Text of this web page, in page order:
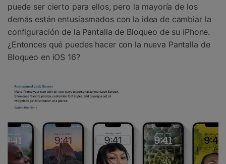
puede ser cierto para ellos, pero la mayoría de los
demás están entusiasmados con la idea de cambiar la
configuración de la Pantalla de Bloqueo de su iPhone.
¿Entonces qué puedes hacer con la nueva Pantalla de
Bloqueo en iOS 16?